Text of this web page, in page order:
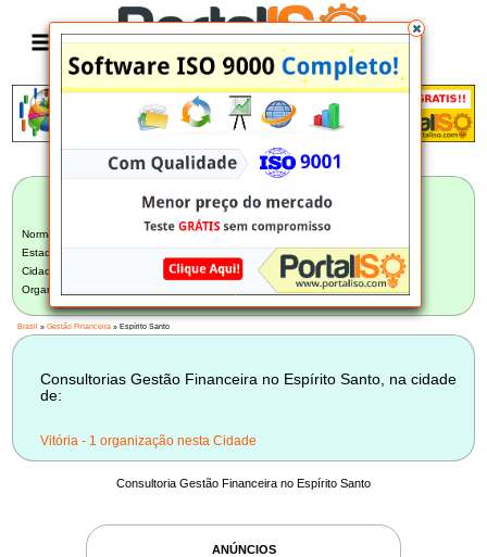
Anúncio
Gestão Financeira
Norma:
Gestão Financeira
Estado:
Cidade:
Selecione uma Cidade
Organização:
Brasil »Gestão Financeira » Espírito Santo
Consultorias Gestão Financeira no Espírito Santo, na cidade
de:
Vitória - 1 organização nesta Cidade
Consultoria Gestão Financeira no Espírito Santo
ANÚNCIOS